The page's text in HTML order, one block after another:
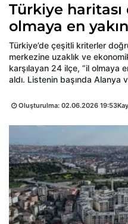
Türkiye
olmaya en
Türkiye’de çeşitli kriterler
merkezine uzaklık ve
karşılayan 24 ilçe, “il olmaya
aldı. Listenin başında Alanya
Oluşturulma: 02.06.2026 19:53